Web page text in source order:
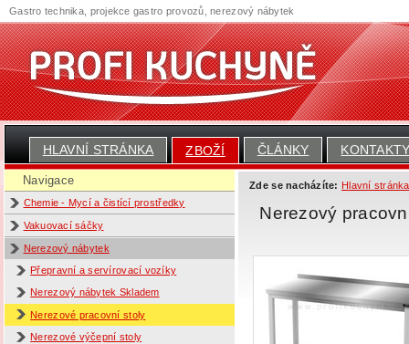
HLAVNÍ STRÁNKA ZBOŽÍ ČLÁNKY
Navigace
Chemie - Mycí a čistící prostředky
Vakuovací sáčky
Nerezový nábytek
Přepravní a servírovací vozíky
Nerezový nábytek Skladem
Nerezové pracovní stoly
Nerezové výčepní stoly
Zde se nacházíte: Hlavní stránka
Nerezový
Gastro technika, projekce gastro provozů, nerezový nábytek